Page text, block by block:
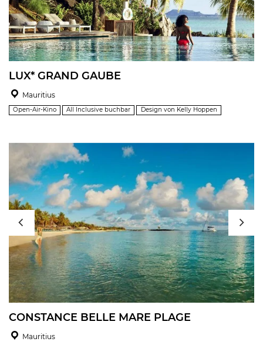
LUX* GRAND GAUBE
Mauritius
Open-Air-Kino All Inclusive buchbar Design von Kelly Hoppen
CONSTANCE BELLE MARE PLAGE
Mauritius